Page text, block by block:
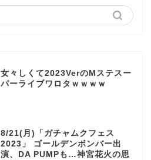
女々しくて2023VerのMステスー
パーライブワロタｗｗｗｗ
8/21(月)「ガチャムクフェス
2023」 ゴールデンボンバー出
演、DA PUMPも…神宮花火の思